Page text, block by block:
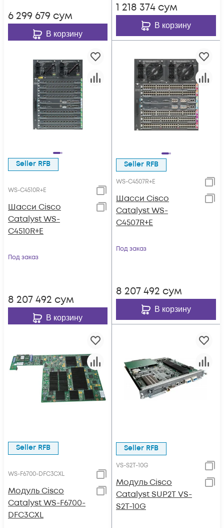
6 299 679 сум
В корзину
1 218 374 сум
В корзину
Seller RFB
WS-C4510R+E
Шасси Cisco
Catalyst WS-
C4510R+E
Под заказ
8 207 492 сум
В корзину
Seller RFB
WS-C4507R+E
Шасси Cisco
Catalyst WS-
C4507R+E
Под заказ
8 207 492 сум
В корзину
Seller RFB
WS-F6700-DFC3CXL
Модуль Cisco
Catalyst WS-F6700-
DFC3CXL
Seller RFB
VS-S2T-10G
Модуль Cisco
Catalyst SUP2T VS-
S2T-10G